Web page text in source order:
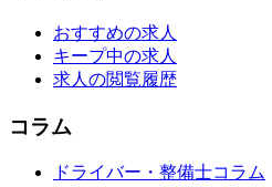
おすすめの求人
キープ中の求人
求人の閲覧履歴
コラム
ドライバー・整備士コラム